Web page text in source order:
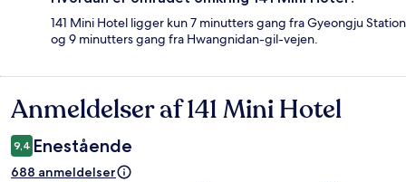
141 Mini Hotel ligger kun 7 minutters gang fra Gyeongju Station
og 9 minutters gang fra Hwangnidan-gil-vejen.
Anmeldelser
Anmeldelser af 141 Mini Hotel
9,4 Enestående
688 anmeldelser